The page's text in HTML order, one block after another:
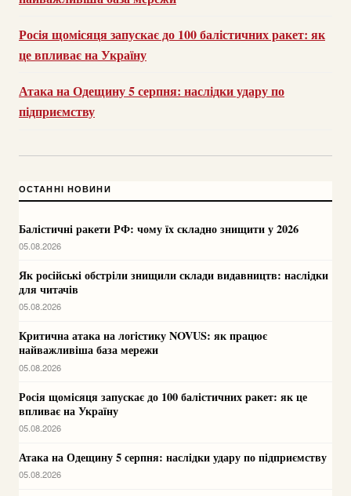
Росія щомісяця запускає до 100 балістичних ракет: як
це впливає на Україну
Атака на Одещину 5 серпня: наслідки удару по
підприємству
ОСТАННІ НОВИНИ
Балістичні ракети РФ: чому їх складно знищити у 2026
05.08.2026
Як російські обстріли знищили склади видавництв: наслідки
для читачів
05.08.2026
Критична атака на логістику NOVUS: як працює
найважливіша база мережи
05.08.2026
Росія щомісяця запускає до 100 балістичних ракет: як це
впливає на Україну
05.08.2026
Атака на Одещину 5 серпня: наслідки удару по підприємству
05.08.2026